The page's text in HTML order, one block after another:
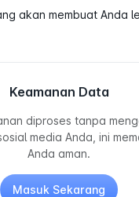
akan membuat Anda
Keamanan Data
diproses tanpa
media Anda, ini
Anda aman.
Masuk Sekarang